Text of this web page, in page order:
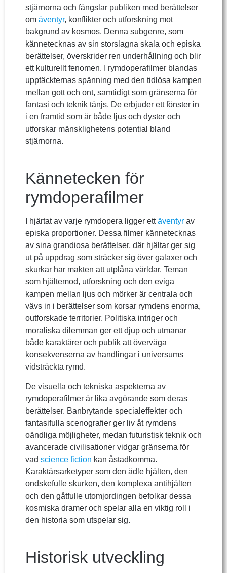
stjärnorna och fängslar publiken med berättelser
om äventyr, konflikter och utforskning mot
bakgrund av kosmos. Denna subgenre, som
kännetecknas av sin storslagna skala och episka
berättelser, överskrider ren underhållning och blir
ett kulturellt fenomen. I rymdoperafilmer blandas
upptäckternas spänning med den tidlösa kampen
mellan gott och ont, samtidigt som gränserna för
fantasi och teknik tänjs. De erbjuder ett fönster in
i en framtid som är både ljus och dyster och
utforskar mänsklighetens potential bland
stjärnorna.
Kännetecken för
rymdoperafilmer
I hjärtat av varje rymdopera ligger ettäventyr av
episka proportioner. Dessa filmer kännetecknas
av sina grandiosa berättelser, där hjältar ger sig
ut på uppdrag som sträcker sig över galaxer och
skurkar har makten att utplåna världar. Teman
som hjältemod, utforskning och den eviga
kampen mellan ljus och mörker är centrala och
vävs in i berättelser som korsar rymdens enorma,
outforskade territorier. Politiska intriger och
moraliska dilemman ger ett djup och utmanar
både karaktärer och publik att överväga
konsekvenserna av handlingar i universums
vidsträckta rymd.
De visuella och tekniska aspekterna av
rymdoperafilmer är lika avgörande som deras
berättelser. Banbrytande specialeffekter och
fantasifulla scenografier ger liv åt rymdens
oändliga möjligheter, medan futuristisk teknik och
avancerade civilisationer vidgar gränserna för
vad science fiction kan åstadkomma.
Karaktärsarketyper som den ädle hjälten, den
ondskefulle skurken, den komplexa antihjälten
och den gåtfulle utomjordingen befolkar dessa
kosmiska dramer och spelar alla en viktig roll i
den historia som utspelar sig.
Historisk utveckling